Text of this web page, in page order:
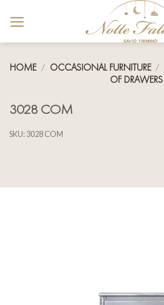
HOME / OCCASIONAL FURNITURE /
OF DRAWERS
3028 COM
SKU:3028 COM